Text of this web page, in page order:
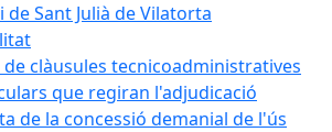
Sant Julià de Vilatorta
de clàusules tecnicoadministratives
que regiran l'adjudicació
de la concessió demanial de l'ús